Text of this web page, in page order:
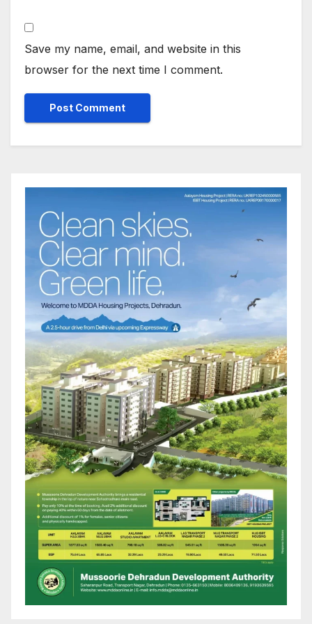
Save my name, email, and website in this
browser for the next time I comment.